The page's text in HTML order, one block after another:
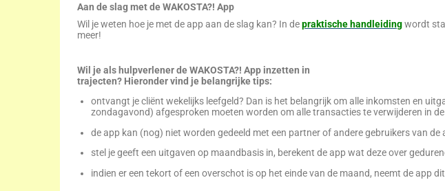
Aan de slag met de WAKOSTA?! App
Wil je weten hoe je met de app aan de slag kan? In depraktische handleidingwordt
meer!
Wil je als hulpverlener de WAKOSTA?! App inzetten in
trajecten? Hieronder vind je belangrijketips:
ontvangt je cliënt wekelijks leefgeld? Dan is het belangrijk om alle inkomsten en
zondagavond) afgesproken moeten worden om alle transacties te verwijderen in
de app kan (nog) niet worden gedeeld met een partner of andere gebruikers van de
stel je geeft een uitgaven op maandbasis in, berekent de app wat deze over
indien er een tekort of een overschot is op het einde van de maand, neemt de app